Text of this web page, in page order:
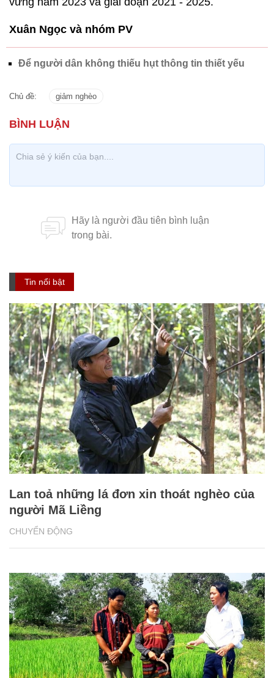
Xuân Ngọc và nhóm PV
Để người dân không thiếu hụt thông tin thiết yếu
Chủ đề: giảm nghèo
Tin nổi bật
CHUYỂN ĐỘNG
Lan toả những lá đơn xin thoát nghèo của
người Mã Liềng